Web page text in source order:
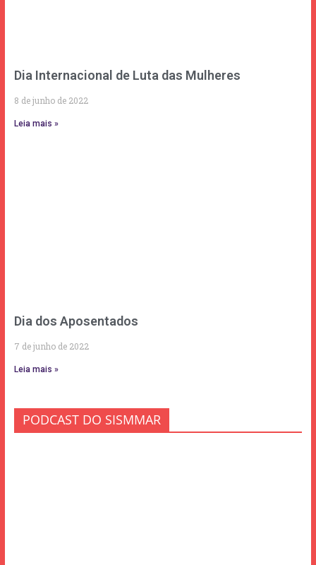
Dia Internacional de Luta das Mulheres
8 de junho de 2022
Leia mais »
Dia dos Aposentados
7 de junho de 2022
Leia mais »
PODCAST DO SISMMAR